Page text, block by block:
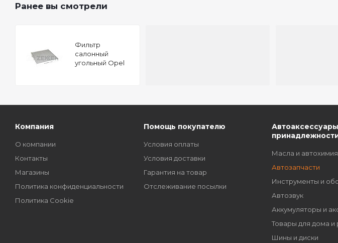
Ранее вы смотрели
Фильтр
салонный
угольный Opel
Компания
О компании
Контакты
Магазины
Политика конфиденциальности
Политика Cookie
Помощь покупателю
Условия оплаты
Условия доставки
Гарантия на товар
Отслеживание посылки
Масла и автохимия
Автозапчасти
Инструменты и
Автозвук
Аккумуляторы и
Товары для дома и
Шины и диски